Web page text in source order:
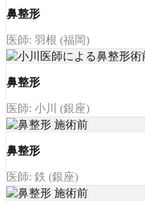
鼻整形
医師: 羽根 (福岡)
鼻整形
医師: 小川 (銀座)
鼻整形
医師: 鉄 (銀座)